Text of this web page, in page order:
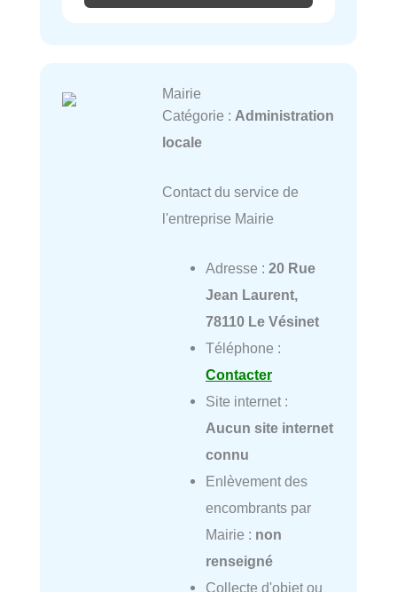
Mairie
Catégorie : Administration
locale
Contact du service de
l'entreprise Mairie
Adresse : 20 Rue
Jean Laurent,
78110 Le Vésinet
Téléphone :
Contacter
Site internet :
Aucun site internet
connu
Enlèvement des
encombrants par
Mairie : non
renseigné
Collecte d'objet ou